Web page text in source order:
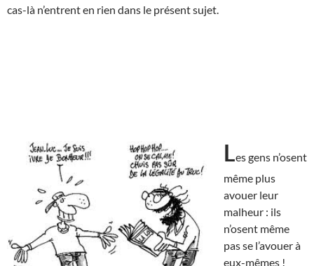
cas-là n’entrent en rien dans le présent sujet.
Les gens n’osent
même plus
avouer leur
malheur : ils
n’osent même
pas se l’avouer à
eux-mêmes !